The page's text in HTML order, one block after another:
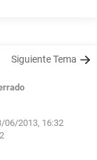
Siguiente Tema
06/2013, 16:32